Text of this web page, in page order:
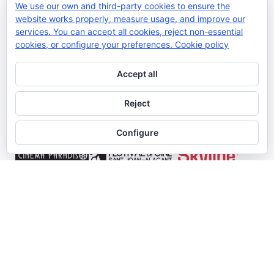
Collaborare:
We use our own and third-party cookies to ensure the
website works properly, measure usage, and improve our
services. You can accept all cookies, reject non-essential
cookies, or configure your preferences. Cookie policy
Accept all
Reject
Configure